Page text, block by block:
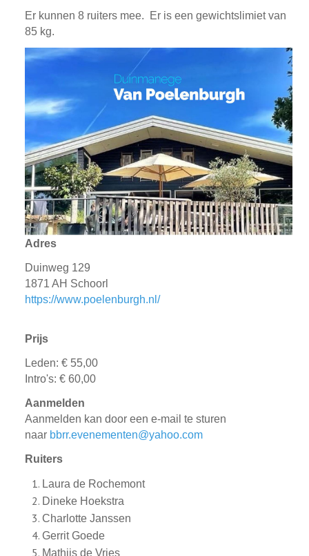
Er kunnen 8 ruiters mee. Er is een gewichtslimiet van
85 kg.
Adres
Duinweg 129
1871 AH Schoorl
https://www.poelenburgh.nl/
Prijs
Leden: € 55,00
Intro's: € 60,00
Aanmelden
Aanmelden kan door een e-mail te sturen
naar bbrr.evenementen@yahoo.com
Ruiters
Laura de Rochemont
Dineke Hoekstra
Charlotte Janssen
Gerrit Goede
Mathijs de Vries